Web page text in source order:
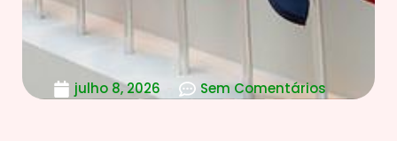
julho 8, 2026 Sem Comentários